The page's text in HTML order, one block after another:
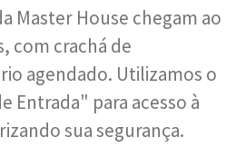
Master House chegam ao
com crachá de
agendado. Utilizamos o
Entrada" para acesso à
sua segurança.